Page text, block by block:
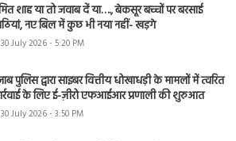
शाह या तो जवाब दें या…., बेकसूर बच्चों पर बरसाई
नए बिल में कुछ भी नया नहीं- खड़गे
30 July 2026 - 5:20 PM
पुलिस द्वारा साइबर वित्तीय धोखाधड़ी के मामलों में त्वरित
के लिए ई-ज़ीरो एफआईआर प्रणाली की शुरुआत
30 July 2026 - 3:50 PM